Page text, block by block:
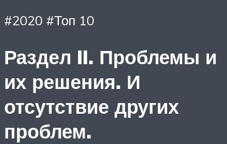
#2020 #Топ 10
Раздел II. Проблемы и
их решения. И
отсутствие других
проблем.